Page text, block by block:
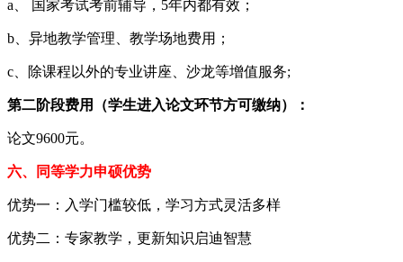
a、 国家考试考前辅导，5年内都有效；
b、异地教学管理、教学场地费用；
c、除课程以外的专业讲座、沙龙等增值服务;
第二阶段费用（学生进入论文环节方可缴纳）：
论文9600元。
六、同等学力申硕优势
优势一：入学门槛较低，学习方式灵活多样
优势二：专家教学，更新知识启迪智慧